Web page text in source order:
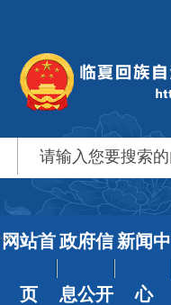
网站首
页
政府信
息公开
新闻中
心